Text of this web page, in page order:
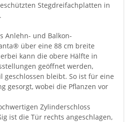
Stegdreifachplatten in
Anlehn- und Balkon-
über eine 88 cm breite
kann die obere Hälfte in
geöffnet werden,
geschlossen bleibt. So ist für eine
gesorgt, wobei die Pflanzen vor
Zylinderschloss
ist die Tür rechts angeschlagen,